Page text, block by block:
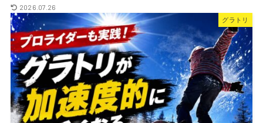
2026.07.26
グラトリ